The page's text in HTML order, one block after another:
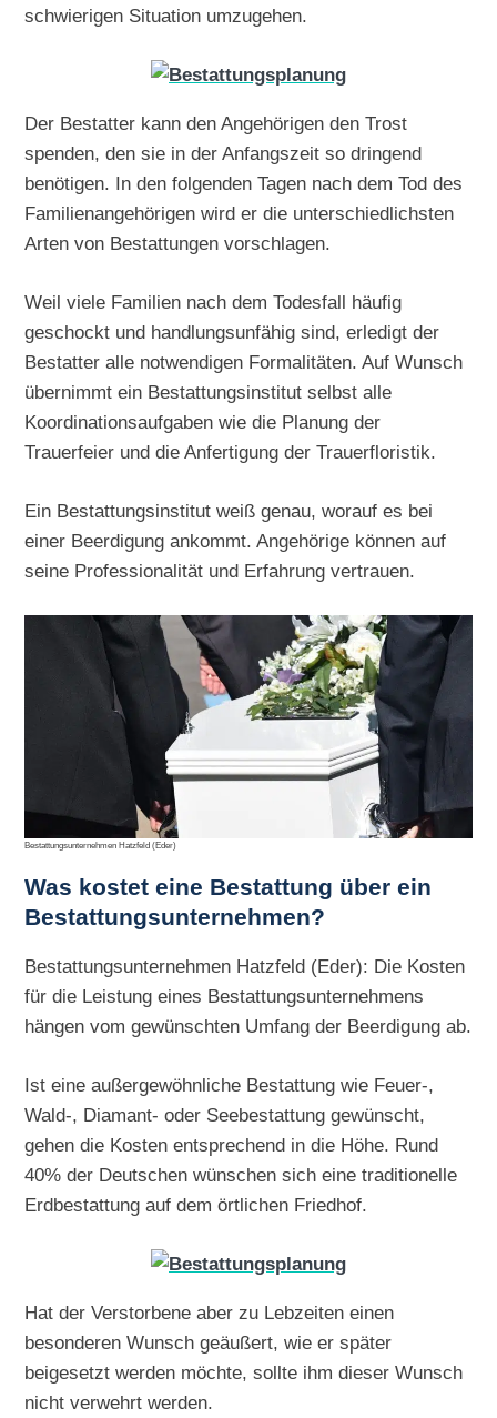
schwierigen Situation umzugehen.
Der Bestatter kann den Angehörigen den Trost
spenden, den sie in der Anfangszeit so dringend
benötigen. In den folgenden Tagen nach dem Tod des
Familienangehörigen wird er die unterschiedlichsten
Arten von Bestattungen vorschlagen.
Weil viele Familien nach dem Todesfall häufig
geschockt und handlungsunfähig sind, erledigt der
Bestatter alle notwendigen Formalitäten. Auf Wunsch
übernimmt ein Bestattungsinstitut selbst alle
Koordinationsaufgaben wie die Planung der
Trauerfeier und die Anfertigung der Trauerfloristik.
Ein Bestattungsinstitut weiß genau, worauf es bei
einer Beerdigung ankommt. Angehörige können auf
seine Professionalität und Erfahrung vertrauen.
Bestattungsunternehmen Hatzfeld (Eder)
Was kostet eine Bestattung über ein
Bestattungsunternehmen?
Bestattungsunternehmen Hatzfeld (Eder): Die Kosten
für die Leistung eines Bestattungsunternehmens
hängen vom gewünschten Umfang der Beerdigung ab.
Ist eine außergewöhnliche Bestattung wie Feuer-,
Wald-, Diamant- oder Seebestattung gewünscht,
gehen die Kosten entsprechend in die Höhe. Rund
40% der Deutschen wünschen sich eine traditionelle
Erdbestattung auf dem örtlichen Friedhof.
Hat der Verstorbene aber zu Lebzeiten einen
besonderen Wunsch geäußert, wie er später
beigesetzt werden möchte, sollte ihm dieser Wunsch
nicht verwehrt werden.